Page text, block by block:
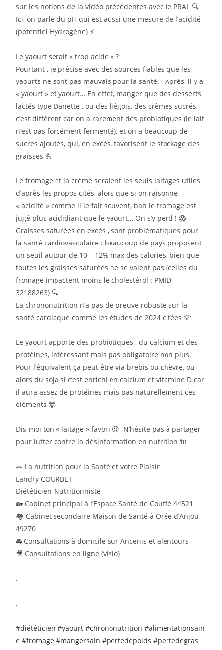
sur les notions de la vidéo précédentes avec le PRAL 🔍
Ici, on parle du pH qui est aussi une mesure de l’acidité
(potentiel Hydrogène) ⚡️
Le yaourt serait « trop acide » ?
Pourtant , je précise avec des sources fiables que les
yaourts ne sont pas mauvais pour la santé. Après, il y a
« yaourt » et yaourt… En effet, manger que des desserts
lactés type Danette , ou des liégois, des crèmes sucrés,
c’est différent car on a rarement des probiotiques (le lait
n’est pas forcément fermenté), et on a beaucoup de
sucres ajoutés, qui, en excès, favorisent le stockage des
graisses 💪
Le fromage et la crème seraient les seuls laitages utiles
d’après les propos cités, alors que si on raisonne
« acidité » comme il le fait souvent, bah le fromage est
jugé plus acididiant que le yaourt… On s’y perd ! 😱
Graisses saturées en excès , sont problématiques pour
la santé cardiovasculaire : beaucoup de pays proposent
un seuil autour de 10 – 12% max des calories, bien que
toutes les graisses saturées ne se valent pas (celles du
fromage impactent moins le cholestérol : PMID
32188263) 🔍
La chrononutrition n’a pas de preuve robuste sur la
santé cardiaque comme les études de 2024 citées 💡
Le yaourt apporte des probiotiques , du calcium et des
protéines, intéressant mais pas obligatoire non plus.
Pour l’équivalent ça peut être via brebis ou chèvre, ou
alors du soja si c’est enrichi en calcium et vitamine D car
il aura assez de protéines mais pas naturellement ces
éléments 🤯
Dis-moi ton « laitage » favori 😍 N’hésite pas à partager
pour lutter contre la désinformation en nutrition 🔌
🥗 La nutrition pour la Santé et votre Plaisir
Landry COURBET
Diététicien-Nutritionniste
🏡 Cabinet principal à l’Espace Santé de Couffé 44521
🏘️ Cabinet secondaire Maison de Santé à Orée d’Anjou
49270
🚘 Consultations à domicile sur Ancenis et alentours
🎥 Consultations en ligne (visio)
.
.
#diététicien #yaourt #chrononutrition #alimentationsain
e #fromage #mangersain #pertedepoids #pertedegras